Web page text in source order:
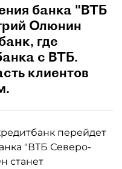
банка "ВТБ
Олюнин
где
с ВТБ.
клиентов
перейдет
"ВТБ Северо-
станет